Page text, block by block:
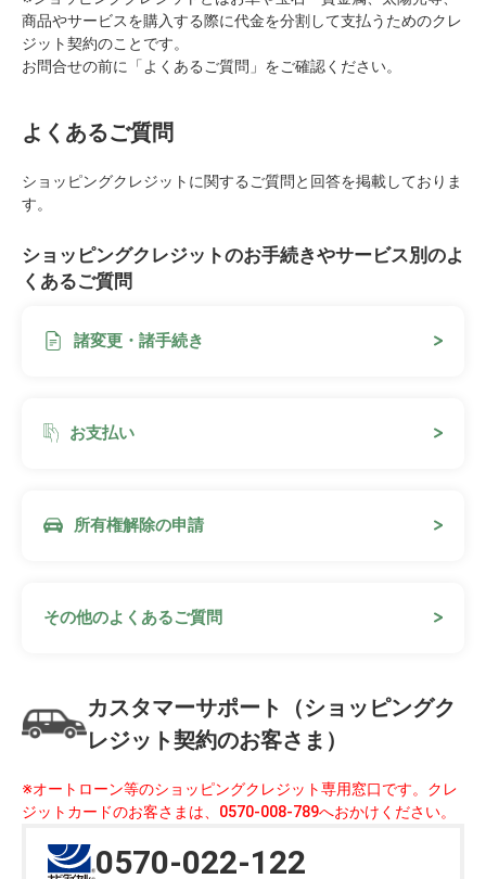
商品やサービスを購入する際に代金を分割して支払うためのクレ
ジット契約のことです。
お問合せの前に「 よくあるご質問 」をご確認ください。
よくあるご質問
ショッピングクレジットに関するご質問と回答を掲載しておりま
す。
ショッピングクレジットのお手続きやサービス別のよ
くあるご質問
諸変更・諸手続き
お支払い
所有権解除の申請
その他のよくあるご質問
カスタマーサポート（ショッピングク
レジット契約のお客さま）
※オートローン等のショッピングクレジット専用窓口です。クレ
ジットカードのお客さまは、0570-008-789へおかけください。
0570-022-122